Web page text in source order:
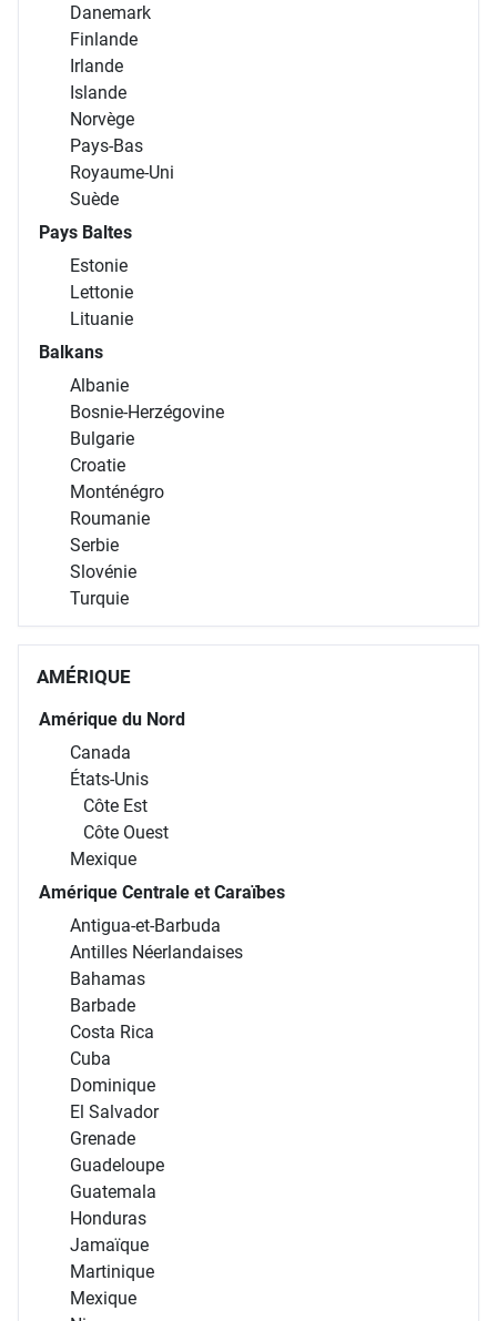
Danemark
Finlande
Irlande
Islande
Norvège
Pays-Bas
Royaume-Uni
Suède
Pays Baltes
Estonie
Lettonie
Lituanie
Balkans
Albanie
Bosnie-Herzégovine
Bulgarie
Croatie
Monténégro
Roumanie
Serbie
Slovénie
Turquie
AMÉRIQUE
Amérique du Nord
Canada
États-Unis
Côte Est
Côte Ouest
Mexique
Amérique Centrale et Caraïbes
Antigua-et-Barbuda
Antilles Néerlandaises
Bahamas
Barbade
Costa Rica
Cuba
Dominique
El Salvador
Grenade
Guadeloupe
Guatemala
Honduras
Jamaïque
Martinique
Mexique